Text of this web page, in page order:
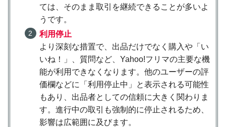
ては、そのまま取引を継続できることが多いよ
うです。
利用停止
より深刻な措置で、出品だけでなく購入や「い
いね！」、質問など、Yahoo!フリマの主要な機
能が利用できなくなります。他のユーザーの評
価欄などに「利用停止中」と表示される可能性
もあり、出品者としての信頼に大きく関わりま
す。進行中の取引も強制的に停止されるため、
影響は広範囲に及びます。